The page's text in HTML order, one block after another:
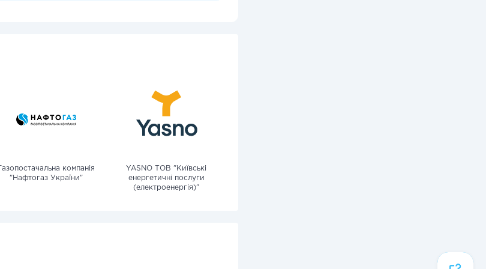
Газопостачальна компанія
"Нафтогаз України"
YASNO ТОВ "Київські
енергетичні послуги
(електроенергія)"